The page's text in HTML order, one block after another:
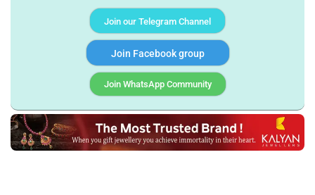
Join our Telegram Channel
Join Facebook group
Join WhatsApp Community